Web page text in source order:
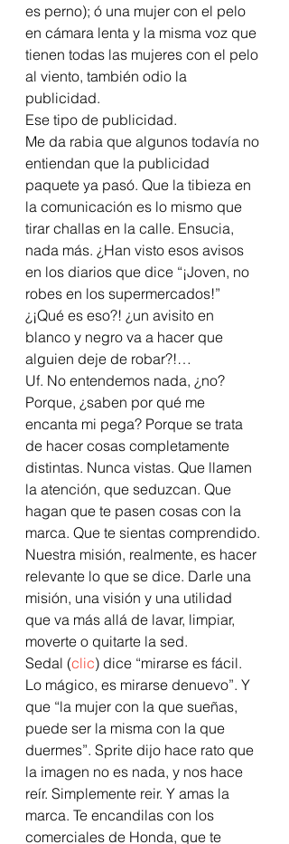
es perno); ó una mujer con el pelo
en cámara lenta y la misma voz que
tienen todas las mujeres con el pelo
al viento, también odio la
publicidad.
Ese tipo de publicidad.
Me da rabia que algunos todavía no
entiendan que la publicidad
paquete ya pasó. Que la tibieza en
la comunicación es lo mismo que
tirar challas en la calle. Ensucia,
nada más. ¿Han visto esos avisos
en los diarios que dice “¡Joven, no
robes en los supermercados!”
¿¡Qué es eso?! ¿un avisito en
blanco y negro va a hacer que
alguien deje de robar?!…
Uf. No entendemos nada, ¿no?
Porque, ¿saben por qué me
encanta mi pega? Porque se trata
de hacer cosas completamente
distintas. Nunca vistas. Que llamen
la atención, que seduzcan. Que
hagan que te pasen cosas con la
marca. Que te sientas comprendido.
Nuestra misión, realmente, es hacer
relevante lo que se dice. Darle una
misión, una visión y una utilidad
que va más allá de lavar, limpiar,
moverte o quitarte la sed.
Sedal (clic) dice “mirarse es fácil.
Lo mágico, es mirarse denuevo”. Y
que “la mujer con la que sueñas,
puede ser la misma con la que
duermes”. Sprite dijo hace rato que
la imagen no es nada, y nos hace
reír. Simplemente reir. Y amas la
marca. Te encandilas con los
comerciales de Honda, que te